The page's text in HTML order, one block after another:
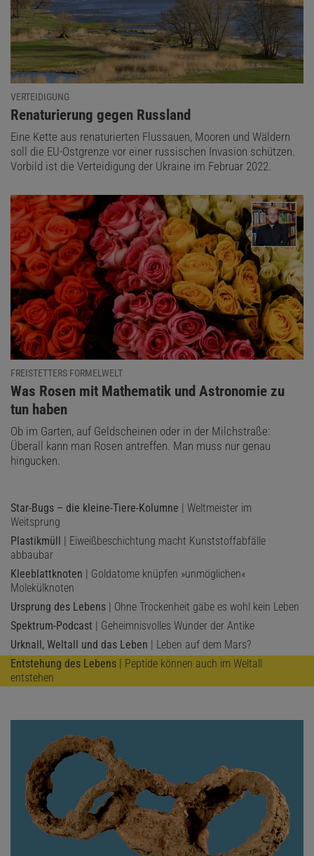
VERTEIDIGUNG
:
Renaturierung gegen Russland
Eine Kette aus renaturierten Flussauen, Mooren und Wäldern
soll die EU-Ostgrenze vor einer russischen Invasion schützen.
Vorbild ist die Verteidigung der Ukraine im Februar 2022.
FREISTETTERS FORMELWELT
:
Was Rosen mit Mathematik und Astronomie zu
tun haben
Ob im Garten, auf Geldscheinen oder in der Milchstraße:
Überall kann man Rosen antreffen. Man muss nur genau
hingucken.
Star-Bugs – die kleine-Tiere-Kolumne | Weltmeister im
Weitsprung
Plastikmüll
| Eiweißbeschichtung macht Kunststoffabfälle
abbaubar
Kleeblattknoten | Goldatome knüpfen »unmöglichen«
Molekülknoten
Ursprung des Lebens | Ohne Trockenheit gäbe es wohl kein Leben
Spektrum-Podcast | Geheimnisvolles Wunder der Antike
Urknall, Weltall und das Leben | Leben auf dem Mars?
Entstehung des Lebens | Peptide können auch im Weltall
entstehen